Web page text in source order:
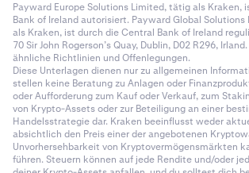
Payward Europe Solutions Limited, tätig als Kraken,
Bank of Ireland autorisiert. Payward Global
als Kraken, ist durch die Central Bank of Ireland
70 Sir John Rogerson’s Quay, Dublin, D02 R296,
ähnliche Richtlinien und Offenlegungen.
Diese Unterlagen dienen nur zu allgemeinen
stellen keine Beratung zu Anlagen oder
oder Aufforderung zum Kauf oder Verkauf, zum
von Krypto-Assets oder zur Beteiligung an einer
Handelsstrategie dar. Kraken beeinflusst weder
absichtlich den Preis einer der angebotenen
Unvorhersehbarkeit von Kryptovermögensmärkten
führen. Steuern können auf jede Rendite und/oder